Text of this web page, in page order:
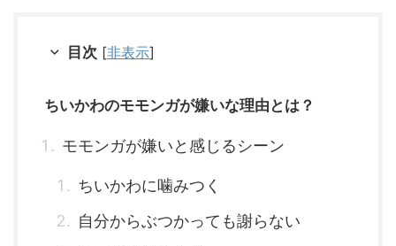
目次 [非表示]
ちいかわのモモンガが嫌いな理由とは？
モモンガが嫌いと感じるシーン
ちいかわに噛みつく
自分からぶつかっても謝らない